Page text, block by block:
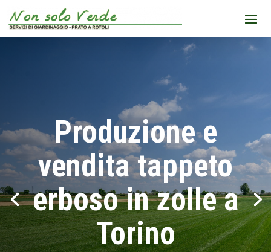
Produzione e
vendita tappeto
erboso in zolle a
Torino